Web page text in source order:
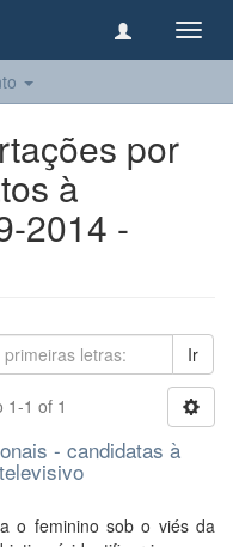
por
à
2014 -
Ir
1-1 of 1
- candidatas à
o feminino sob o viés da